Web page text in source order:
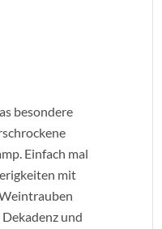
besondere
Einfach mal
mit
und